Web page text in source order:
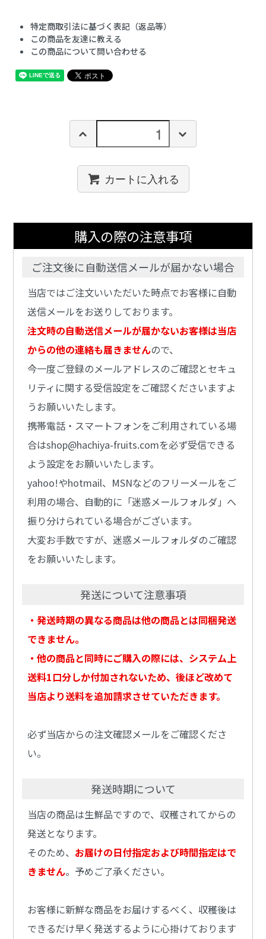
特定商取引法に基づく表記（返品等）
この商品を友達に教える
この商品について問い合わせる
カートに入れる
購入の際の注意事項
ご注文後に自動送信メールが届かない場合
当店ではご注文いいただいた時点でお客様に自動
送信メールをお送りしております。
注文時の自動送信メールが届かないお客様は当店
からの他の連絡も届きませんので、
今一度ご登録のメールアドレスのご確認とセキュ
リティに関する受信設定をご確認くださいますよ
うお願いいたします。
携帯電話・スマートフォンをご利用されている場
合はshop@hachiya-fruits.comを必ず受信できる
よう設定をお願いいたします。
yahoo!やhotmail、MSNなどのフリーメールをご
利用の場合、自動的に「迷惑メールフォルダ」へ
振り分けられている場合がございます。
大変お手数ですが、迷惑メールフォルダのご確認
をお願いいたします。
発送について注意事項
・発送時期の異なる商品は他の商品とは同梱発送
できません。
・他の商品と同時にご購入の際には、システム上
送料1口分しか付加されないため、後ほど改めて
当店より送料を追加請求させていただきます。
必ず当店からの注文確認メールをご確認くださ
い。
発送時期について
当店の商品は生鮮品ですので、収穫されてからの
発送となります。
そのため、 お届けの日付指定および時間指定はで
きません。予めご了承ください。
お客様に新鮮な商品をお届けするべく、収穫後は
できるだけ早く発送するように心掛けております